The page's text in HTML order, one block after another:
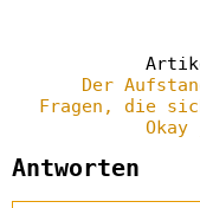
Der
Fragen, die
Antworten